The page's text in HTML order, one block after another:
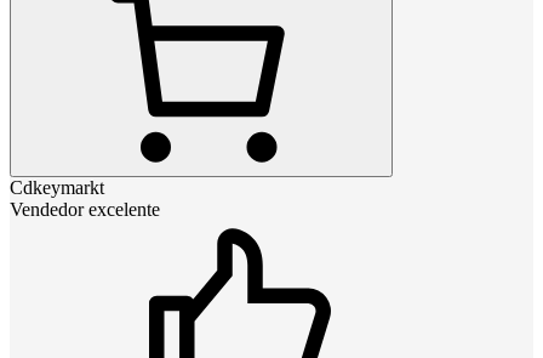
Cdkeymarkt
Vendedor excelente